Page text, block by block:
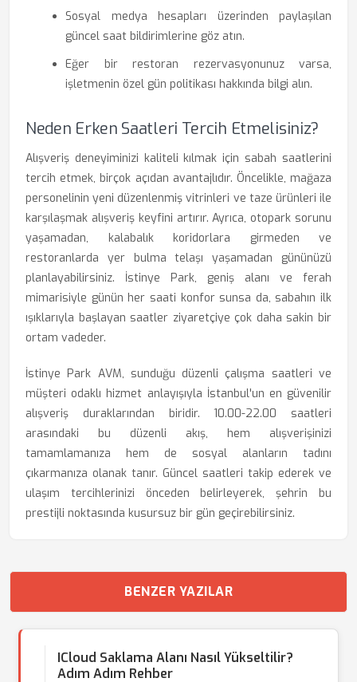
Sosyal medya hesapları üzerinden paylaşılan
güncel saat bildirimlerine göz atın.
Eğer bir restoran rezervasyonunuz varsa,
işletmenin özel gün politikası hakkında bilgi alın.
Neden Erken Saatleri Tercih Etmelisiniz?
Alışveriş deneyiminizi kaliteli kılmak için sabah saatlerini
tercih etmek, birçok açıdan avantajlıdır. Öncelikle, mağaza
personelinin yeni düzenlenmiş vitrinleri ve taze ürünleri ile
karşılaşmak alışveriş keyfini artırır. Ayrıca, otopark sorunu
yaşamadan, kalabalık koridorlara girmeden ve
restoranlarda yer bulma telaşı yaşamadan gününüzü
planlayabilirsiniz. İstinye Park, geniş alanı ve ferah
mimarisiyle günün her saati konfor sunsa da, sabahın ilk
ışıklarıyla başlayan saatler ziyaretçiye çok daha sakin bir
ortam vadeder.
İstinye Park AVM, sunduğu düzenli çalışma saatleri ve
müşteri odaklı hizmet anlayışıyla İstanbul'un en güvenilir
alışveriş duraklarından biridir. 10.00-22.00 saatleri
arasındaki bu düzenli akış, hem alışverişinizi
tamamlamanıza hem de sosyal alanların tadını
çıkarmanıza olanak tanır. Güncel saatleri takip ederek ve
ulaşım tercihlerinizi önceden belirleyerek, şehrin bu
prestijli noktasında kusursuz bir gün geçirebilirsiniz.
BENZER YAZILAR
ICloud Saklama Alanı Nasıl Yükseltilir?
Adım Adım Rehber